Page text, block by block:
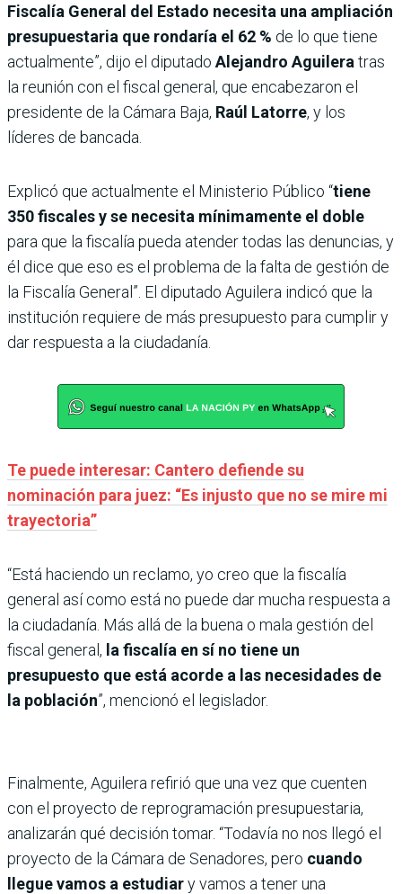
Fiscalía General del Estado necesita una ampliación
presupuestaria que rondaría el 62 % de lo que tiene
actualmente”, dijo el diputado Alejandro Aguilera tras
la reunión con el fiscal general, que encabezaron el
presidente de la Cámara Baja, Raúl Latorre, y los
líderes de bancada.
Explicó que actualmente el Ministerio Público “tiene
350 fiscales y se necesita mínimamente el doble
para que la fiscalía pueda atender todas las denuncias, y
él dice que eso es el problema de la falta de gestión de
la Fiscalía General”. El diputado Aguilera indicó que la
institución requiere de más presupuesto para cumplir y
dar respuesta a la ciudadanía.
Te puede interesar: Cantero defiende su
nominación para juez: “Es injusto que no se mire mi
trayectoria”
“Está haciendo un reclamo, yo creo que la fiscalía
general así como está no puede dar mucha respuesta a
la ciudadanía. Más allá de la buena o mala gestión del
fiscal general, la fiscalía en sí no tiene un
presupuesto que está acorde a las necesidades de
la población”, mencionó el legislador.
Finalmente, Aguilera refirió que una vez que cuenten
con el proyecto de reprogramación presupuestaria,
analizarán qué decisión tomar. “Todavía no nos llegó el
proyecto de la Cámara de Senadores, pero cuando
llegue vamos a estudiary vamos a tener una